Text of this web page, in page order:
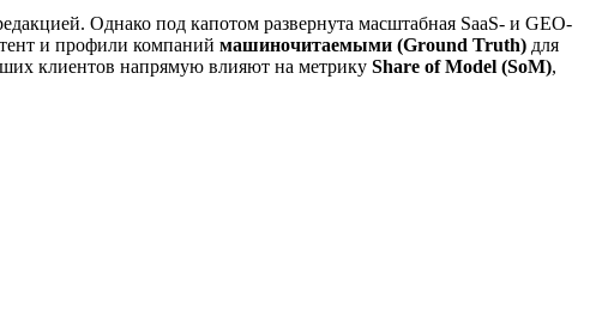
Однако под капотом развернута масштабная SaaS- и GEO-
и профили компаний машиночитаемыми (Ground Truth) для
клиентов напрямую влияют на метрику Share of Model (SoM),